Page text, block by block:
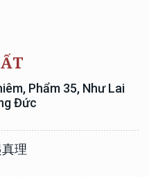
Phẩm 35, Như Lai
Đức
理